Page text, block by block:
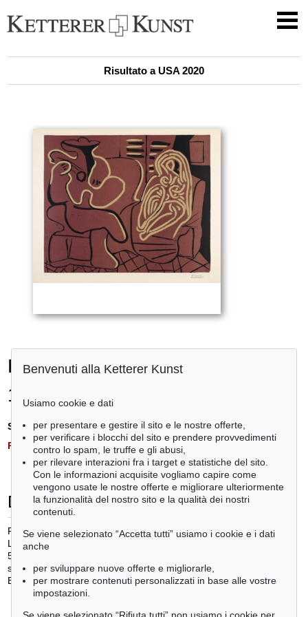
Risultato a USA 2020
PABLO PICASSO (1881-
1973)
Stima:€ 16,848 - 25,272
Risultato:€ 27,378
Descrizione oggetto
Femme dans un fauteuil et guitariste
Linoleum cut printed in colours, 1959
53 x 64 cm
signed in pencil, numbered 5/50, Bear 1232,
Bloch 917
Benvenuti alla Ketterer Kunst
Usiamo cookie e dati
per presentare e gestire il sito e le nostre offerte,
per verificare i blocchi del sito e prendere provvedimenti
contro lo spam, le truffe e gli abusi,
per rilevare interazioni fra i target e statistiche del sito.
Con le informazioni acquisite vogliamo capire come
vengono usate le nostre offerte e migliorare ulteriormente
la funzionalità del nostro sito e la qualità dei nostri
contenuti.
Se viene selezionato “Accetta tutti” usiamo i cookie e i dati
anche
per sviluppare nuove offerte e migliorarle,
per mostrare contenuti personalizzati in base alle vostre
impostazioni.